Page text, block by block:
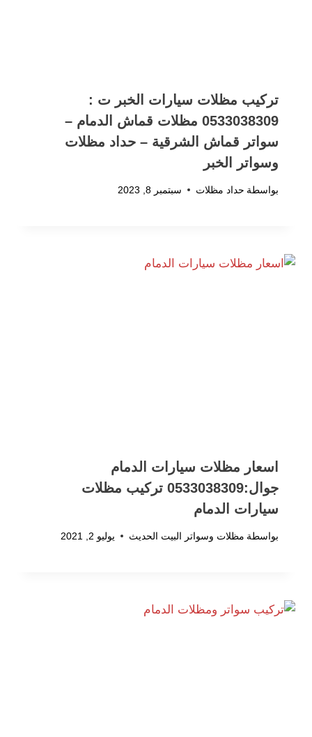
تركيب مظلات سيارات الخبر ت :
0533038309 مظلات قماش الدمام –
سواتر قماش الشرقية – حداد مظلات
وسواتر الخبر
بواسطة حداد مظلات سبتمبر 8, 2023
اسعار مظلات سيارات الدمام
جوال:0533038309 تركيب مظلات
سيارات الدمام
بواسطة مظلات وسواتر البيت الحديث يوليو 2, 2021